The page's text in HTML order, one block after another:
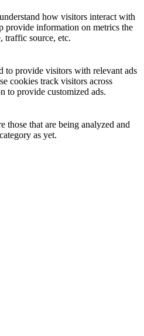
how visitors interact with
provide information on metrics the
traffic source, etc.
to provide visitors with relevant ads
cookies track visitors across
to provide customized ads.
those that are being analyzed and
as yet.